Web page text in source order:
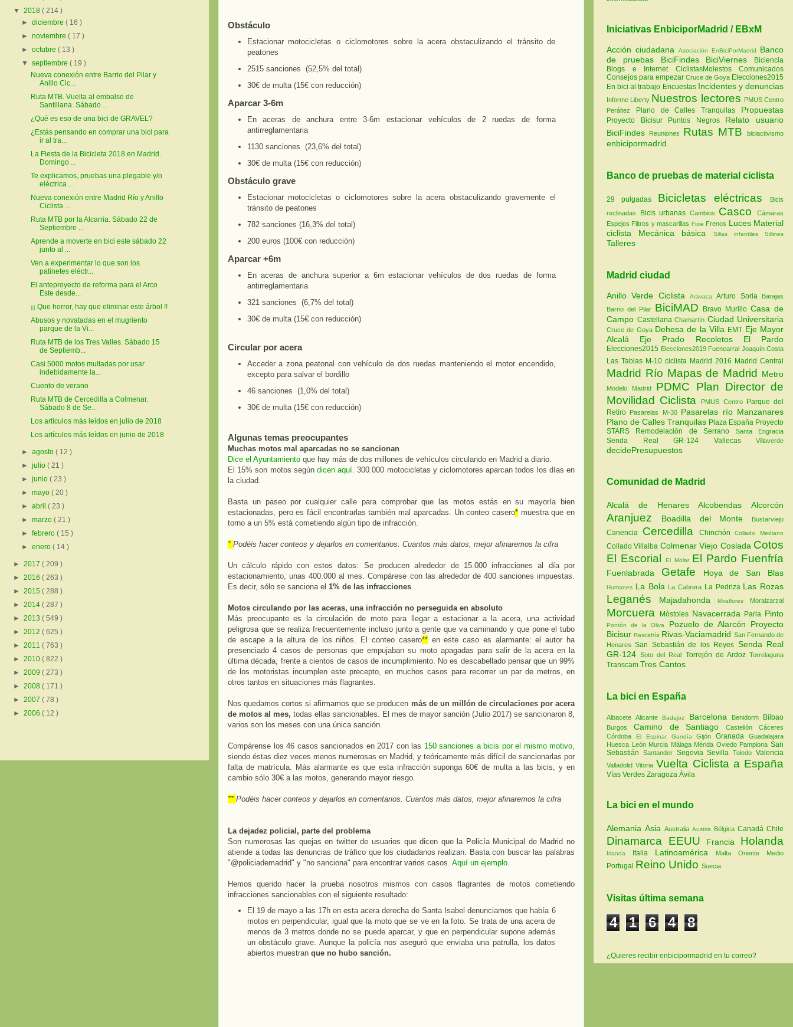
Obstáculo
Estacionar motocicletas o ciclomotores sobre la acera obstaculizando el tránsito de
peatones
2515 sanciones (52,5% del total)
30€ de multa (15€ con reducción)
Aparcar 3-6m
En aceras de anchura entre 3-6m estacionar vehículos de 2 ruedas de forma
antirreglamentaria
1130 sanciones (23,6% del total)
30€ de multa (15€ con reducción)
Obstáculo grave
Estacionar motocicletas o ciclomotores sobre la acera obstaculizando gravemente el
tránsito de peatones
782 sanciones (16,3% del total)
200 euros (100€ con reducción)
Aparcar +6m
En aceras de anchura superior a 6m estacionar vehículos de dos ruedas de forma
antirreglamentaria
321 sanciones (6,7% del total)
30€ de multa (15€ con reducción)
Circular por acera
Acceder a zona peatonal con vehículo de dos ruedas manteniendo el motor encendido,
excepto para salvar el bordillo
46 sanciones (1,0% del total)
30€ de multa (15€ con reducción)
Algunas temas preocupantes
Muchas motos mal aparcadas no se sancionan
Dice el Ayuntamiento que hay más de dos millones de vehículos circulando en Madrid a diario.
El 15% son motos segúndicen aquí . 300.000 motocicletas y ciclomotores aparcan todos los días en
la ciudad.
Basta un paseo por cualquier calle para comprobar que las motos estás en su mayoría bien
estacionadas, pero es fácil encontrarlas también mal aparcadas. Un conteo casero*muestra que en
torno a un 5% está cometiendo algún tipo de infracción.
* Podéis hacer conteos y dejarlos en comentarios. Cuantos más datos, mejor afinaremos la cifra
Un cálculo rápido con estos datos: Se producen alrededor de 15.000 infracciones al día por
estacionamiento, unas 400.000 al mes. Compárese con las alrededor de 400 sanciones impuestas.
Es decir, sólo se sanciona el 1% de las infracciones
Motos circulando por las aceras, una infracción no perseguida en absoluto
Más preocupante es la circulación de moto para llegar a estacionar a la acera, una actividad
peligrosa que se realiza frecuentemente incluso junto a gente que va caminando y que pone el tubo
de escape a la altura de los niños. El conteo casero**en este caso es alarmante: el autor ha
presenciado 4 casos de personas que empujaban su moto apagadas para salir de la acera en la
última década, frente a cientos de casos de incumplimiento. No es descabellado pensar que un 99%
de los motoristas incumplen este precepto, en muchos casos para recorrer un par de metros, en
otros tantos en situaciones más flagrantes.
Nos quedamos cortos si afirmamos que se producen más de un millón de circulaciones por acera
de motos al mes, todas ellas sancionables. El mes de mayor sanción (Julio 2017) se sancionaron 8,
varios son los meses con una única sanción.
Compárense los 46 casos sancionados en 2017 con las 150 sanciones a bicis por el mismo motivo
siendo éstas diez veces menos numerosas en Madrid, y teóricamente más difícil de sancionarlas por
falta de matrícula. Más alarmante es que esta infracción suponga 60€ de multa a las bicis, y en
cambio sólo 30€ a las motos, generando mayor riesgo.
** Podéis hacer conteos y dejarlos en comentarios. Cuantos más datos, mejor afinaremos la cifra
La dejadez policial, parte del problema
Son numerosas las quejas en twitter de usuarios que dicen que la Policía Municipal de Madrid no
atiende a todas las denuncias de tráfico que los ciudadanos realizan. Basta con buscar las palabras
"@policiademadrid" y "no sanciona" para encontrar varios casos. Aquí un ejemplo
Hemos querido hacer la prueba nosotros mismos con casos flagrantes de motos cometiendo
infracciones sancionables con el siguiente resultado:
El 19 de mayo a las 17h en esta acera derecha de Santa Isabel denunciamos que había 6
motos en perpendicular, igual que la moto que se ve en la foto. Se trata de una acera de
menos de 3 metros donde no se puede aparcar, y que en perpendicular supone además
un obstáculo grave. Aunque la policía nos aseguró que enviaba una patrulla, los datos
abiertos muestran que no hubo sanción.
▼ 2018 ( 214 )
►diciembre( 16 )
►noviembre( 17 )
►octubre( 13 )
▼septiembre( 19 )
Nueva conexión entre Barrio del Pilar y
Anillo Cic...
Ruta MTB. Vuelta al embalse de
Santillana. Sábado ...
¿Qué es eso de una bici de GRAVEL?
¿Estás pensando en comprar una bici para
ir al tra...
La Fiesta de la Bicicleta 2018 en Madrid.
Domingo ...
Te explicamos, pruebas una plegable y/o
eléctrica ...
Nueva conexión entre Madrid Río y Anillo
Ciclista ...
Ruta MTB por la Alcarria. Sábado 22 de
Septiembre ...
Aprende a moverte en bici este sábado 22
junto al ...
Ven a experimentar lo que son los
patinetes eléctr...
El anteproyecto de reforma para el Arco
Este desde...
¡¡ Que horror, hay que eliminar este árbol !!
Abusos y novatadas en el mugriento
parque de la Vi...
Ruta MTB de los Tres Valles. Sábado 15
de Septiemb...
Casi 5000 motos multadas por usar
indebidamente la...
Cuento de verano
Ruta MTB de Cercedilla a Colmenar.
Sábado 8 de Se...
Los artículos más leídos en julio de 2018
Los artículos más leídos en junio de 2018
►agosto( 12 )
►julio( 21 )
►junio( 23 )
►mayo( 20 )
►abril( 23 )
►marzo( 21 )
►febrero( 15 )
►enero( 14 )
► 2017 ( 209 )
► 2016 ( 263 )
► 2015 ( 288 )
► 2014 ( 287 )
► 2013 ( 549 )
► 2012 ( 625 )
► 2011 ( 763 )
► 2010 ( 822 )
► 2009 ( 273 )
► 2008 ( 171 )
► 2007 ( 78 )
► 2006 ( 12 )
Iniciativas EnbiciporMadrid / EBxM
Acción ciudadana Asociación EnBiciPorMadrid
Banco
de pruebas
BiciFindes BiciViernes
Biciencia
Blogs e Internet
CiclistasMolestos
Comunicados
Consejos para empezar Cruce de Goya Elecciones2015
En bici al trabajo Encuestas Incidentes y denuncias
Informe Liberty Nuestros lectores
PMUS Centro
Peráltez
Plano de Calles Tranquilas Propuestas
Proyecto Bicisur Puntos Negros
Relato usuario
BiciFindes
Reuniones Rutas MTB biciactivismo
enbicipormadrid
Banco de pruebas de material ciclista
29 pulgadas Bicicletas eléctricas
Bicis
reclinadas
Bicis urbanas Cambios Casco
Cámaras
Espejos Filtros y mascarillas Fixie Frenos Luces Material
ciclista
Mecánica básica Sillas infantiles Sillines
Talleres
Madrid ciudad
Anillo Verde Ciclista AravacaArturo Soria
Barajas
Barrio del Pilar BiciMAD Bravo MurilloCasa de
Campo Castellana Chamartín Ciudad Universitaria
Cruce de Goya Dehesa de la Villa EMT Eje Mayor
Alcalá Eje Prado Recoletos El Pardo
Elecciones2015 Elecciones2019 Fuencarral Joaquín Costa
Las Tablas M-10 ciclista Madrid 2016 Madrid Central
Madrid Río Mapas de Madrid Metro
Modelo Madrid PDMC Plan Director de
Movilidad Ciclista
PMUS Centro Parque del
Retiro Pasarelas M-30 Pasarelas río Manzanares
Plano de Calles Tranquilas Plaza España Proyecto
STARS Remodelación de Serrano Santa Engracia
Senda Real GR-124 Vallecas Villaverde
decidePresupuestos
Comunidad de Madrid
Alcalá de HenaresAlcobendas Alcorcón
Aranjuez Boadilla del Monte Bustarviejo
Canencia Cercedilla ChinchónCollado Mediano
Collado Villalba Colmenar Viejo Coslada Cotos
El EscorialEl Molar El Pardo Fuenfría
Fuenlabrada Getafe Hoya de San Blas
Humanes La Bola La Cabrera La Pedriza Las Rozas
Leganés Majadahonda Miraflores Moralzarzal
Morcuera Móstoles Navacerrada Parla Pinto
Pontón de la Oliva Pozuelo de Alarcón Proyecto
BicisurRascafría Rivas-Vaciamadrid San Fernando de
HenaresSan Sebastián de los Reyes Senda Real
GR-124Soto del Real Torrejón de ArdozTorrelaguna
Transcam Tres Cantos
La bici en España
AlbaceteAlicanteBadajoz Barcelona Benidorm Bilbao
Burgos Camino de SantiagoCastellónCáceres
Córdoba El Espinar GandíaGijónGranadaGuadalajara
Huesca León Murcia Málaga Mérida Oviedo PamplonaSan
Sebastián Santander SegoviaSevillaToledoValencia
ValladolidVitoria Vuelta Ciclista a España
Vías Verdes Zaragoza Ávila
La bici en el mundo
Alemania Asia Australia Austria Bélgica Canadá Chile
Dinamarca EEUU Francia Holanda
Irlanda Italia Latinoamérica Malta Oriente Medio
Portugal Reino Unido Suecia
Visitas última semana
4 1 6 4 9
¿Quieres recibir enbicipormadrid en tu correo?